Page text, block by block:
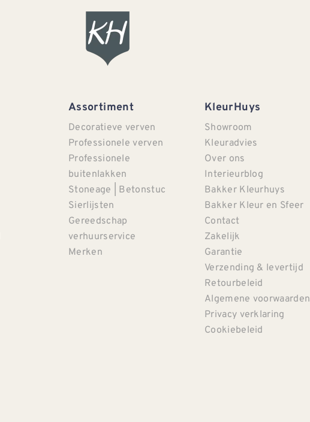
Assortiment
Decoratieve verven
Professionele verven
Professionele
buitenlakken
Stoneage | Betonstuc
Sierlijsten
Gereedschap
verhuurservice
Merken
KleurHuys
Showroom
Kleuradvies
Over ons
Interieurblog
Bakker Kleurhuys
Bakker Kleur en Sfeer
Contact
Zakelijk
Garantie
Verzending & levertijd
Retourbeleid
Algemene voorwaarden
Privacy verklaring
Cookiebeleid